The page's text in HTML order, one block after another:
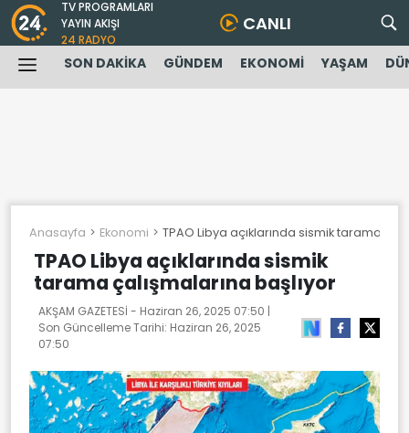
TV PROGRAMLARI
YAYIN AKIŞI
24 RADYO
CANLI
SON DAKİKA GÜNDEM EKONOMİ YAŞAM
Anasayfa Ekonomi TPAO Libya açıklarında sismik tarama
TPAO Libya açıklarında sismik
tarama çalışmalarına başlıyor
AKŞAM GAZETESİ - Haziran 26, 2025 07:50 |
Son Güncelleme Tarihi: Haziran 26, 2025
07:50